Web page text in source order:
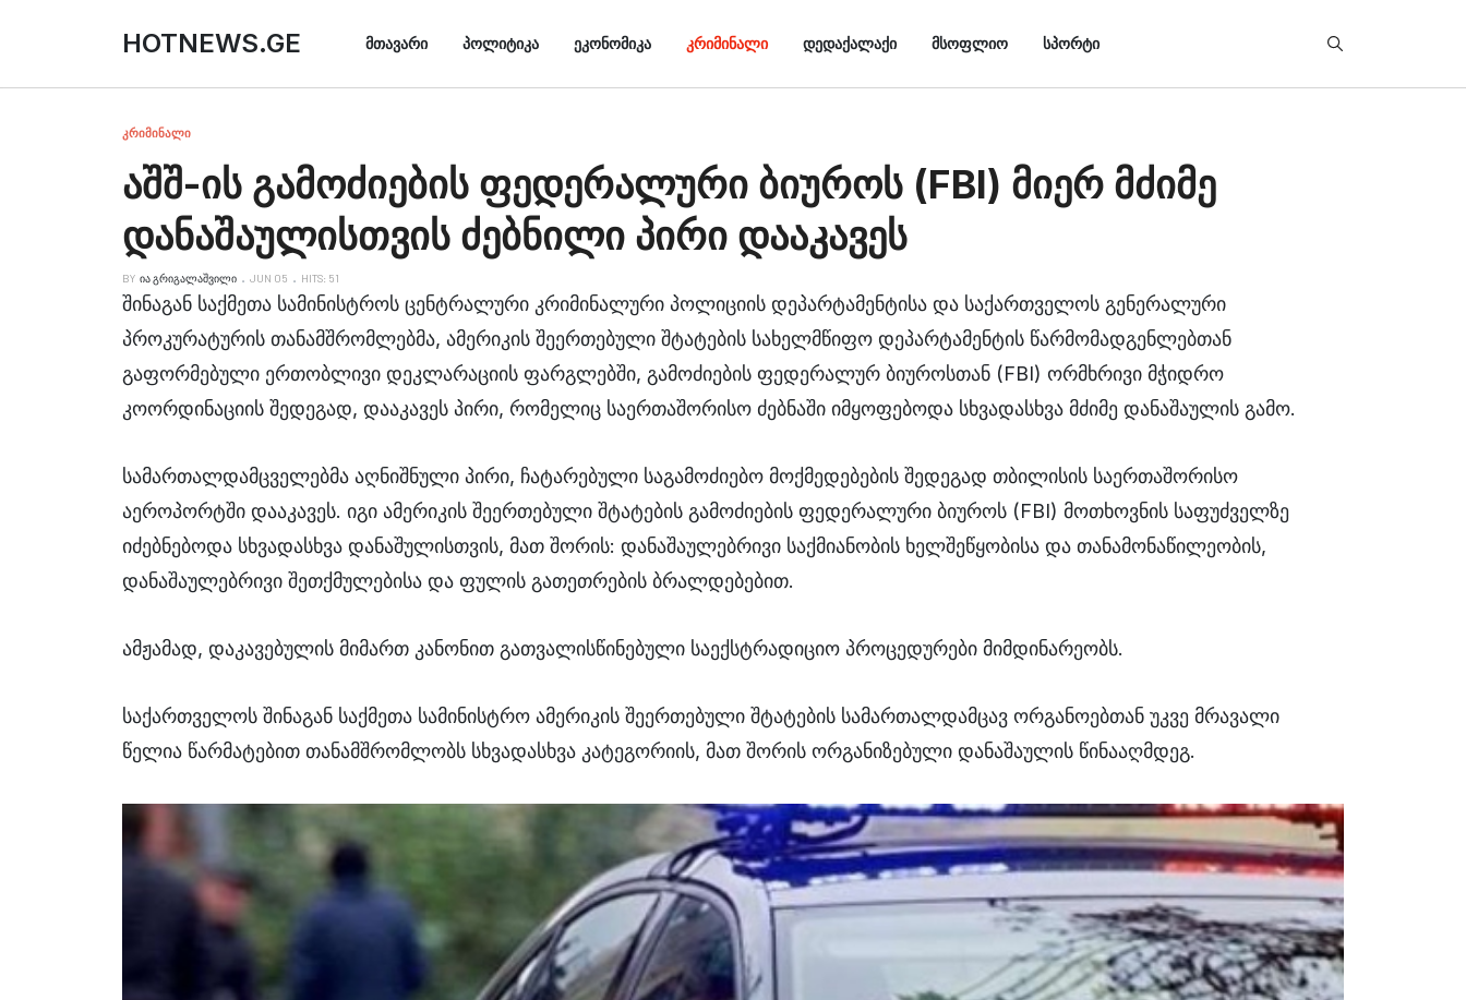
HOTNEWS.GE ᲛᲗᲐᲕᲐᲠᲘ ᲞᲝᲚᲘᲢᲘᲙᲐ ᲔᲙᲝᲜᲝᲛᲘᲙᲐ ᲙᲠᲘᲛᲘᲜᲐᲚᲘ ᲓᲔᲓᲐᲥᲐᲚᲐᲥᲘ ᲛᲡᲝᲤᲚᲘᲝ ᲡᲞᲝᲠᲢᲘ
Type 2 or more
ᲙᲠᲘᲛᲘᲜᲐᲚᲘ
აშშ-ის გამოძიების ფედერალური ბიუროს (FBI) მიერ მძიმე
დანაშაულისთვის ძებნილი პირი დააკავეს
BY ᲘᲐ ᲒᲠᲘᲒᲐᲚᲐᲨᲕᲘᲚᲘ JUN 05 HITS: 51
შინაგან საქმეთა სამინისტროს ცენტრალური კრიმინალური პოლიციის დეპარტამენტისა და საქართველოს გენერალური
პროკურატურის თანამშრომლებმა, ამერიკის შეერთებული შტატების სახელმწიფო დეპარტამენტის წარმომადგენლებთან
გაფორმებული ერთობლივი დეკლარაციის ფარგლებში, გამოძიების ფედერალურ ბიუროსთან (FBI) ორმხრივი მჭიდრო
კოორდინაციის შედეგად, დააკავეს პირი, რომელიც საერთაშორისო ძებნაში იმყოფებოდა სხვადასხვა მძიმე დანაშაულის გამო.
სამართალდამცველებმა აღნიშნული პირი, ჩატარებული საგამოძიებო მოქმედებების შედეგად თბილისის საერთაშორისო
აეროპორტში დააკავეს. იგი ამერიკის შეერთებული შტატების გამოძიების ფედერალური ბიუროს (FBI) მოთხოვნის საფუძველზე
იძებნებოდა სხვადასხვა დანაშულისთვის, მათ შორის: დანაშაულებრივი საქმიანობის ხელშეწყობისა და თანამონაწილეობის,
დანაშაულებრივი შეთქმულებისა და ფულის გათეთრების ბრალდებებით.
ამჟამად, დაკავებულის მიმართ კანონით გათვალისწინებული საექსტრადიციო პროცედურები მიმდინარეობს.
საქართველოს შინაგან საქმეთა სამინისტრო ამერიკის შეერთებული შტატების სამართალდამცავ ორგანოებთან უკვე მრავალი
წელია წარმატებით თანამშრომლობს სხვადასხვა კატეგორიის, მათ შორის ორგანიზებული დანაშაულის წინააღმდეგ.